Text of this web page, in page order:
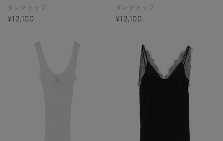
タンクトップ
¥12,100
タンクトップ
¥12,100